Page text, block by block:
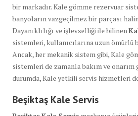
bir markadır. Kale gömme rezervuar
banyoların vazgeçilmez bir parçası
Dayanıklılığı ve işlevselliği ile bilinen
sistemleri, kullanıcılarına uzun ömürlü
Ancak, her mekanik sistem gibi, Kale
sistemleri de zamanla bakım ve onarım
durumda, Kale yetkili servis hizmetleri
Beşiktaş Kale Servis